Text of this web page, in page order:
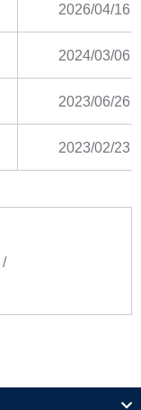
2026/04/16
2024/03/06
2023/06/26
2023/02/23
/